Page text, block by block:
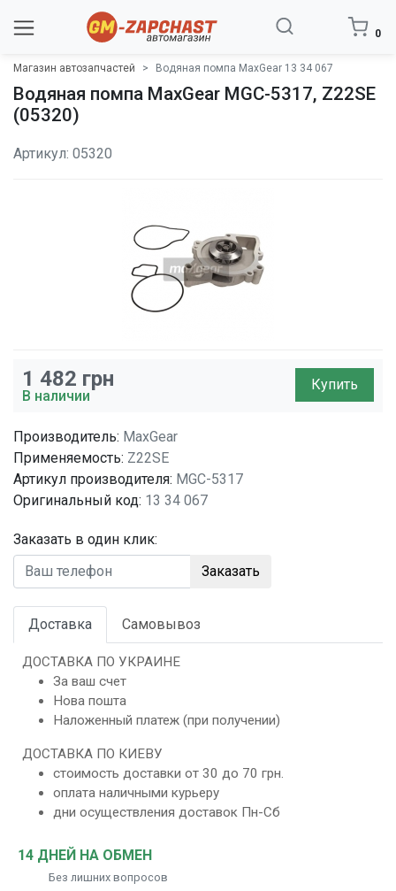
0
Магазин автозапчастей Водяная помпа MaxGear 13 34 067
Водяная помпа MaxGear MGC-5317, Z22SE
(05320)
Артикул: 05320
1 482 грн
В наличии
Купить
Производитель: MaxGear
Применяемость: Z22SE
Артикул производителя: MGC-5317
Оригинальный код: 13 34 067
Заказать в один клик:
Заказать
Доставка Самовывоз
ДОСТАВКА ПО УКРАИНЕ
За ваш счет
Нова пошта
Наложенный платеж (при получении)
ДОСТАВКА ПО КИЕВУ
стоимость доставки от 30 до 70 грн.
оплата наличными курьеру
дни осуществления доставок Пн-Сб
14 ДНЕЙ НА ОБМЕН
Без лишних вопросов